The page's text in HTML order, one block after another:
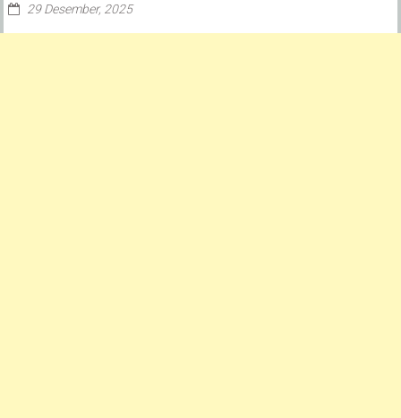
29 Desember, 2025